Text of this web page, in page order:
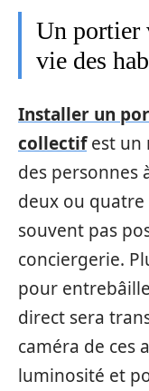
Un portier
vie des
Installer un
collectifest un
des personnes
deux ou quatre
souvent pas
conciergerie.
pour
direct sera
caméra de ces
luminosité et